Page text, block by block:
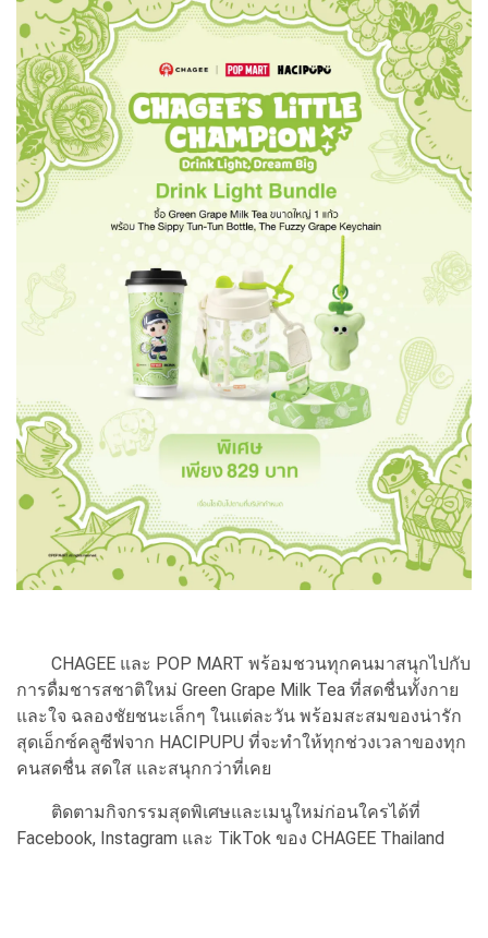
CHAGEE และ POP MART พร้อมชวนทุกคนมาสนุกไปกับ
การดื่มชารสชาติใหม่ Green Grape Milk Tea ที่สดชื่นทั้งกาย
และใจ ฉลองชัยชนะเล็กๆ ในแต่ละวัน พร้อมสะสมของน่ารัก
สุดเอ็กซ์คลูซีฟจาก HACIPUPU ที่จะทำให้ทุกช่วงเวลาของทุก
คนสดชื่น สดใส และสนุกกว่าที่เคย
ติดตามกิจกรรมสุดพิเศษและเมนูใหม่ก่อนใครได้ที่
Facebook, Instagram และ TikTok ของ CHAGEE Thailand